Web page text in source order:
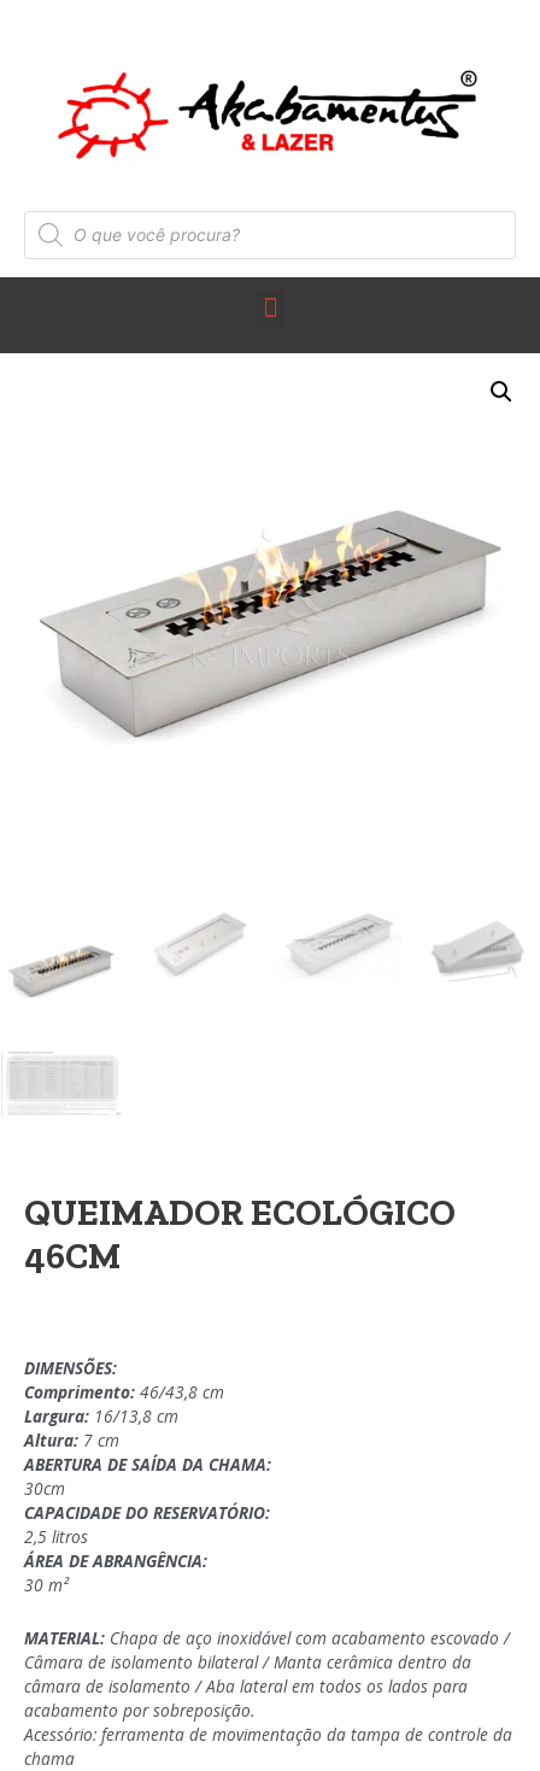
QUEIMADOR ECOLÓGICO
46CM
DIMENSÕES:
Comprimento: 46/43,8 cm
Largura: 16/13,8 cm
Altura: 7 cm
ABERTURA DE SAÍDA DA CHAMA:
30cm
CAPACIDADE DO RESERVATÓRIO:
2,5 litros
ÁREA DE ABRANGÊNCIA:
30 m²
MATERIAL: Chapa de aço inoxidável com acabamento escovado /
Câmara de isolamento bilateral / Manta cerâmica dentro da
câmara de isolamento / Aba lateral em todos os lados para
acabamento por sobreposição.
Acessório: ferramenta de movimentação da tampa de controle da
chama